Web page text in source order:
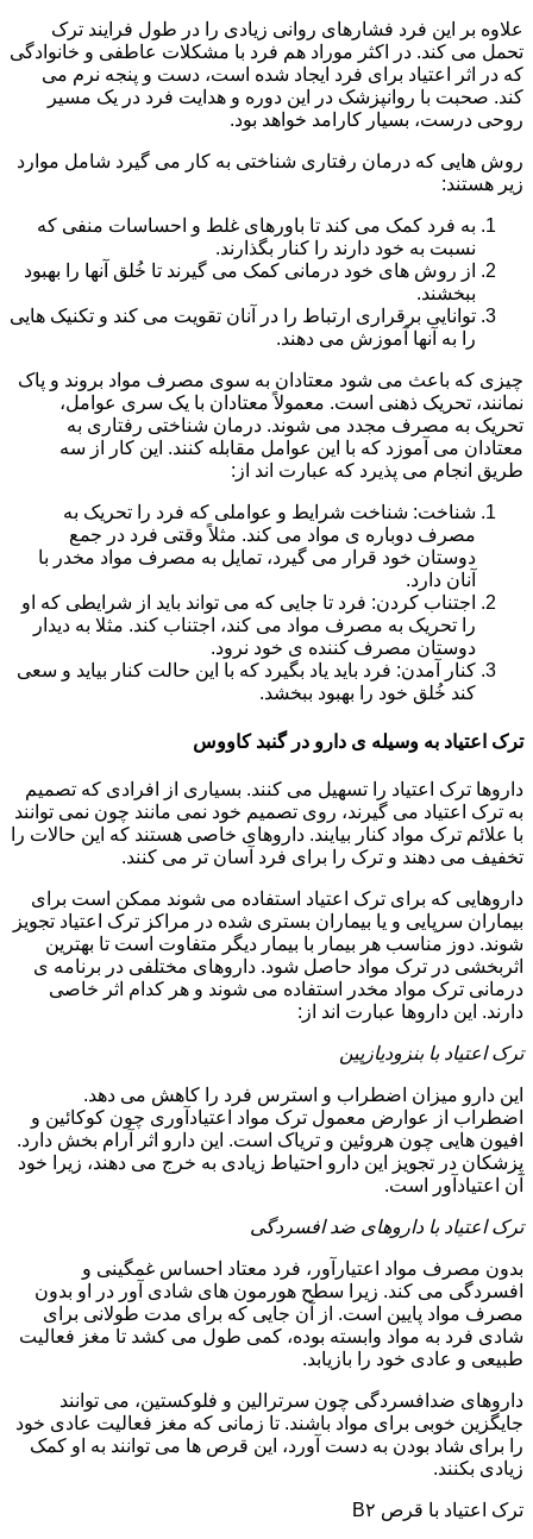
علاوه بر این فرد فشارهای روانی زیادی را در طول فرایند ترک
تحمل می کند. در اکثر موراد هم فرد با مشکلات عاطفی و خانوادگی
که در اثر اعتیاد برای فرد ایجاد شده است، دست و پنجه نرم می
کند. صحبت با روانپزشک در این دوره و هدایت فرد در یک مسیر
روحی درست، بسیار کارامد خواهد بود.
روش هایی که درمان رفتاری شناختی به کار می گیرد شامل موارد
زیر هستند:
به فرد کمک می کند تا باورهای غلط و احساسات منفی که
نسبت به خود دارند را کنار بگذارند.
از روش های خود درمانی کمک می گیرند تا خُلق آنها را بهبود
ببخشند.
توانایی برقراری ارتباط را در آنان تقویت می کند و تکنیک هایی
را به آنها آموزش می دهند.
چیزی که باعث می شود معتادان به سوی مصرف مواد بروند و پاک
نمانند، تحریک ذهنی است. معمولاً معتادان با یک سری عوامل،
تحریک به مصرف مجدد می شوند. درمان شناختی رفتاری به
معتادان می آموزد که با این عوامل مقابله کنند. این کار از سه
طریق انجام می پذیرد که عبارت اند از:
شناخت: شناخت شرایط و عواملی که فرد را تحریک به
مصرف دوباره ی مواد می کند. مثلاً وقتی فرد در جمع
دوستان خود قرار می گیرد، تمایل به مصرف مواد مخدر با
آنان دارد.
اجتناب کردن: فرد تا جایی که می تواند باید از شرایطی که او
را تحریک به مصرف مواد می کند، اجتناب کند. مثلا به دیدار
دوستان مصرف کننده ی خود نرود.
کنار آمدن: فرد باید یاد بگیرد که با این حالت کنار بیاید و سعی
کند خُلق خود را بهبود ببخشد.
ترک اعتیاد به وسیله ی دارو در گنبد کاووس
داروها ترک اعتیاد را تسهیل می کنند. بسیاری از افرادی که تصمیم
به ترک اعتیاد می گیرند، روی تصمیم خود نمی مانند چون نمی توانند
با علائم ترک مواد کنار بیایند. داروهای خاصی هستند که این حالات را
تخفیف می دهند و ترک را برای فرد آسان تر می کنند.
داروهایی که برای ترک اعتیاد استفاده می شوند ممکن است برای
بیماران سرپایی و یا بیماران بستری شده در مراکز ترک اعتیاد تجویز
شوند. دوز مناسب هر بیمار با بیمار دیگر متفاوت است تا بهترین
اثربخشی در ترک مواد حاصل شود. داروهای مختلفی در برنامه ی
درمانی ترک مواد مخدر استفاده می شوند و هر کدام اثر خاصی
دارند. این داروها عبارت اند از:
ترک اعتیاد با بنزودیازپین
این دارو میزان اضطراب و استرس فرد را کاهش می دهد.
اضطراب از عوارض معمول ترک مواد اعتیادآوری چون کوکائین و
افیون هایی چون هروئین و تریاک است. این دارو اثر آرام بخش دارد.
پزشکان در تجویز این دارو احتیاط زیادی به خرج می دهند، زیرا خود
آن اعتیادآور است.
ترک اعتیاد با داروهای ضد افسردگی
بدون مصرف مواد اعتیارآور، فرد معتاد احساس غمگینی و
افسردگی می کند. زیرا سطح هورمون های شادی آور در او بدون
مصرف مواد پایین است. از آن جایی که برای مدت طولانی برای
شادی فرد به مواد وابسته بوده، کمی طول می کشد تا مغز فعالیت
طبیعی و عادی خود را بازیابد.
داروهای ضدافسردگی چون سرترالین و فلوکستین، می توانند
جایگزین خوبی برای مواد باشند. تا زمانی که مغز فعالیت عادی خود
را برای شاد بودن به دست آورد، این قرص ها می توانند به او کمک
زیادی بکنند.
ترک اعتیاد با قرص B۲